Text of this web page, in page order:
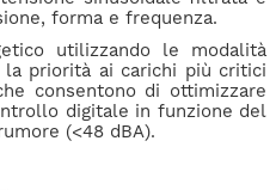
forma e frequenza.
utilizzando le modalità
la priorità ai carichi più critici
consentono di ottimizzare
digitale in funzione del
(<48 dBA).